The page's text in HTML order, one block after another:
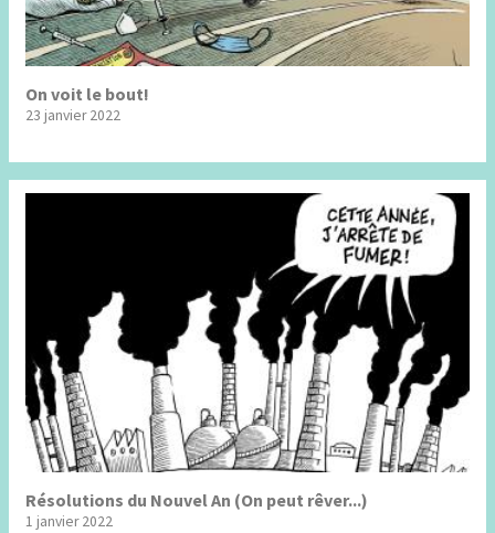
On voit le bout!
23 janvier 2022
Résolutions du Nouvel An (On peut rêver...)
1 janvier 2022